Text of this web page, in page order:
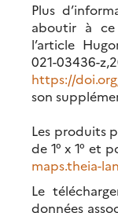
Plus
aboutir à
l’article
021-
https://
son
Les produits
de 1° x 1° et
maps.theia-
Le
données